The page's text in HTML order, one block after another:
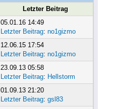
Letzter Beitrag
05.01.16 14:49
Letzter Beitrag: no1gizmo
12.06.15 17:54
Letzter Beitrag: no1gizmo
23.09.13 05:58
Letzter Beitrag: Hellstorm
01.09.13 21:20
Letzter Beitrag: gsl83